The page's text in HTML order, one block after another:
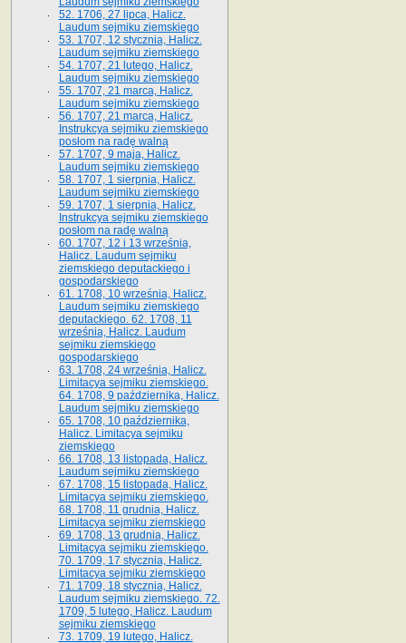
52. 1706, 27 lipca, Halicz.
Laudum sejmiku ziemskiego
53. 1707, 12 stycznia, Halicz.
Laudum sejmiku ziemskiego
54. 1707, 21 lutego, Halicz.
Laudum sejmiku ziemskiego
55. 1707, 21 marca, Halicz.
Laudum sejmiku ziemskiego
56. 1707, 21 marca, Halicz.
Instrukcya sejmiku ziemskiego
posłom na radę walną
57. 1707, 9 maja, Halicz.
Laudum sejmiku ziemskiego
58. 1707, 1 sierpnia, Halicz.
Laudum sejmiku ziemskiego
59. 1707, 1 sierpnia, Halicz.
Instrukcya sejmiku ziemskiego
posłom na radę walną
60. 1707, 12 i 13 września,
Halicz. Laudum sejmiku
ziemskiego deputackiego i
gospodarskiego
61. 1708, 10 września, Halicz.
Laudum sejmiku ziemskiego
deputackiego. 62. 1708, 11
września, Halicz. Laudum
sejmiku ziemskiego
gospodarskiego
63. 1708, 24 września, Halicz.
Limitacya sejmiku ziemskiego.
64. 1708, 9 października, Halicz.
Laudum sejmiku ziemskiego
65­. 1708, 10 października,
Halicz. Limitacya sejmiku
ziemskiego
66. 1708, 13 listopada, Halicz.
Laudum sejmiku ziemskiego
67. 1708, 15 listopada, Halicz.
Limitacya sejmiku ziemskiego.
68. 1708, 11 grudnia, Halicz.
Limitacya sejmiku ziemskiego
69. 1708, 13 grudnia, Halicz.
Limitacya sejmiku ziemskiego.
70. 1709, 17 stycznia, Halicz.
Limitacya sejmiku ziemskiego
71. 1709, 18 stycznia, Halicz.
Laudum sejmiku ziemskiego. 72.
1709, 5 lutego, Halicz. Laudum
sejmiku ziemskiego
73. 1709, 19 lutego, Halicz.